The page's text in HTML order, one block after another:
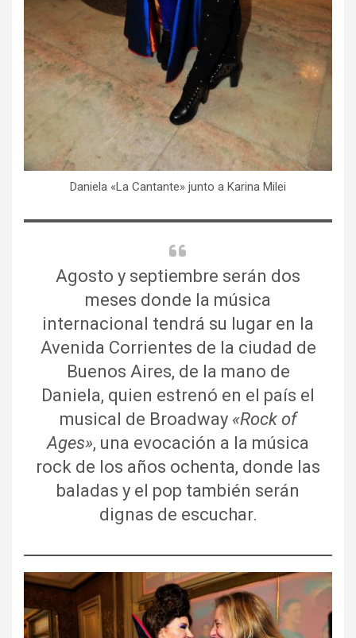
Daniela «La Cantante» junto a Karina Milei
Agosto y septiembre serán dos
meses donde la música
internacional tendrá su lugar en la
Avenida Corrientes de la ciudad de
Buenos Aires, de la mano de
Daniela, quien estrenó en el país el
musical de Broadway «Rock of
Ages», una evocación a la música
rock de los años ochenta, donde las
baladas y el pop también serán
dignas de escuchar.